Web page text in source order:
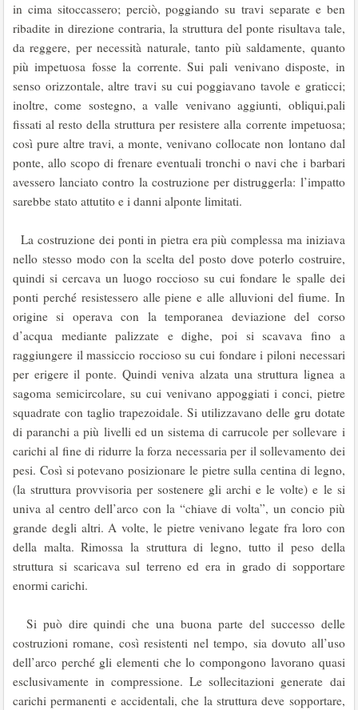
in cima sitoccassero; perciò, poggiando su travi separate e ben
ribadite in direzione contraria, la struttura del ponte risultava tale,
da reggere, per necessità naturale, tanto più saldamente, quanto
più impetuosa fosse la corrente. Sui pali venivano disposte, in
senso orizzontale, altre travi su cui poggiavano tavole e graticci;
inoltre, come sostegno, a valle venivano aggiunti, obliqui,pali
fissati al resto della struttura per resistere alla corrente impetuosa;
così pure altre travi, a monte, venivano collocate non lontano dal
ponte, allo scopo di frenare eventuali tronchi o navi che i barbari
avessero lanciato contro la costruzione per distruggerla: l’impatto
sarebbe stato attutito e i danni alponte limitati.
La costruzione dei ponti in pietra era più complessa ma iniziava
nello stesso modo con la scelta del posto dove poterlo costruire,
quindi si cercava un luogo roccioso su cui fondare le spalle dei
ponti perché resistessero alle piene e alle alluvioni del fiume. In
origine si operava con la temporanea deviazione del corso
d’acqua mediante palizzate e dighe, poi si scavava fino a
raggiungere il massiccio roccioso su cui fondare i piloni necessari
per erigere il ponte. Quindi veniva alzata una struttura lignea a
sagoma semicircolare, su cui venivano appoggiati i conci, pietre
squadrate con taglio trapezoidale. Si utilizzavano delle gru dotate
di paranchi a più livelli ed un sistema di carrucole per sollevare i
carichi al fine di ridurre la forza necessaria per il sollevamento dei
pesi. Così si potevano posizionare le pietre sulla centina di legno,
(la struttura provvisoria per sostenere gli archi e le volte) e le si
univa al centro dell’arco con la “chiave di volta”, un concio più
grande degli altri. A volte, le pietre venivano legate fra loro con
della malta. Rimossa la struttura di legno, tutto il peso della
struttura si scaricava sul terreno ed era in grado di sopportare
enormi carichi.
Si può dire quindi che una buona parte del successo delle
costruzioni romane, così resistenti nel tempo, sia dovuto all’uso
dell’arco perché gli elementi che lo compongono lavorano quasi
esclusivamente in compressione. Le sollecitazioni generate dai
carichi permanenti e accidentali, che la struttura deve sopportare,